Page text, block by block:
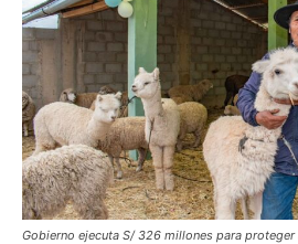
Gobierno ejecuta S/ 326 millones para